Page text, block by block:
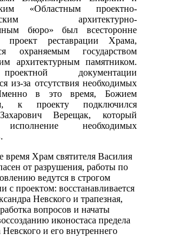
«Областным проектно-
архитектурно-
бюро» был всесторонне
проект реставрации Храма,
охраняемым государством
архитектурным памятником.
документации
из-за отсутствия необходимых
в это время, Божием
к проекту подключился
Верещак, который
необходимых
время Храм святителя Василия
от разрушения, работы по
ведутся в строгом
с проектом: восстанавливается
Невского и трапезная,
вопросов и начаты
иконостаса предела
и его внутреннего